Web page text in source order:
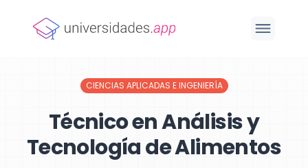
CIENCIAS APLICADAS E INGENIERÍA
Técnico en Análisis y
Tecnología de Alimentos